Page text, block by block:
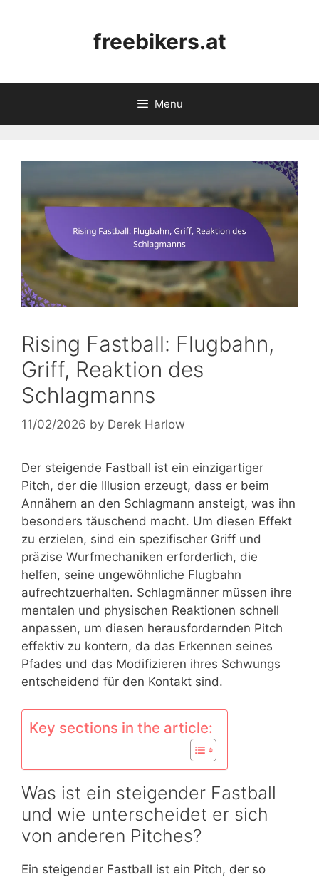
freebikers.at
Menu
Rising Fastball: Flugbahn,
Griff, Reaktion des
Schlagmanns
11/02/2026 by Derek Harlow
Der steigende Fastball ist ein einzigartiger
Pitch, der die Illusion erzeugt, dass er beim
Annähern an den Schlagmann ansteigt, was ihn
besonders täuschend macht. Um diesen Effekt
zu erzielen, sind ein spezifischer Griff und
präzise Wurfmechaniken erforderlich, die
helfen, seine ungewöhnliche Flugbahn
aufrechtzuerhalten. Schlagmänner müssen ihre
mentalen und physischen Reaktionen schnell
anpassen, um diesen herausfordernden Pitch
effektiv zu kontern, da das Erkennen seines
Pfades und das Modifizieren ihres Schwungs
entscheidend für den Kontakt sind.
Key sections in the article:
Was ist ein steigender Fastball
und wie unterscheidet er sich
von anderen Pitches?
Ein steigender Fastball ist ein Pitch, der so